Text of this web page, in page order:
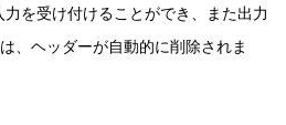
を受け付けることができ、また出力
、ヘッダーが自動的に削除されま